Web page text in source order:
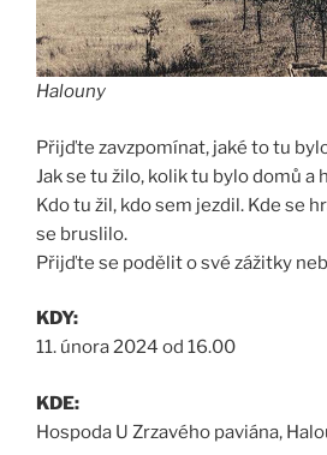
Halouny
Přijďte zavzpomínat, jaké to tu
Jak se tu žilo, kolik tu bylo domů a
Kdo tu žil, kdo sem jezdil. Kde se
se bruslilo.
Přijďte se podělit o své zážitky
KDY:
11. února 2024 od 16.00
KDE:
Hospoda U Zrzavého paviána,